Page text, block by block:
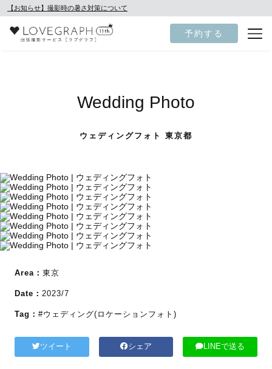
【お知らせ】撮影時の暑さ対策について
予約する
Wedding Photo
ウェディングフォト 東京都
Area： 東京
Date： 2023/7
Tag： #ウェディング(ロケーションフォト)
ツイート シェア LINEで送る